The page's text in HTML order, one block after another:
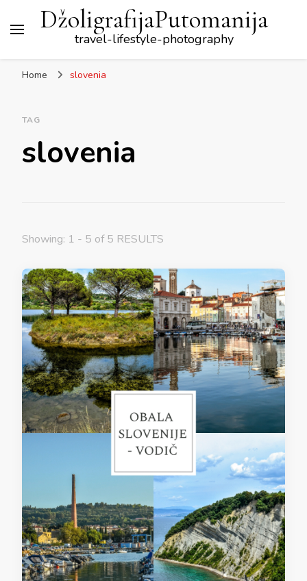
DžoligrafijaPutomanija
travel-lifestyle-photography
Home slovenia
TAG
slovenia
Showing: 1 - 5 of 5 RESULTS